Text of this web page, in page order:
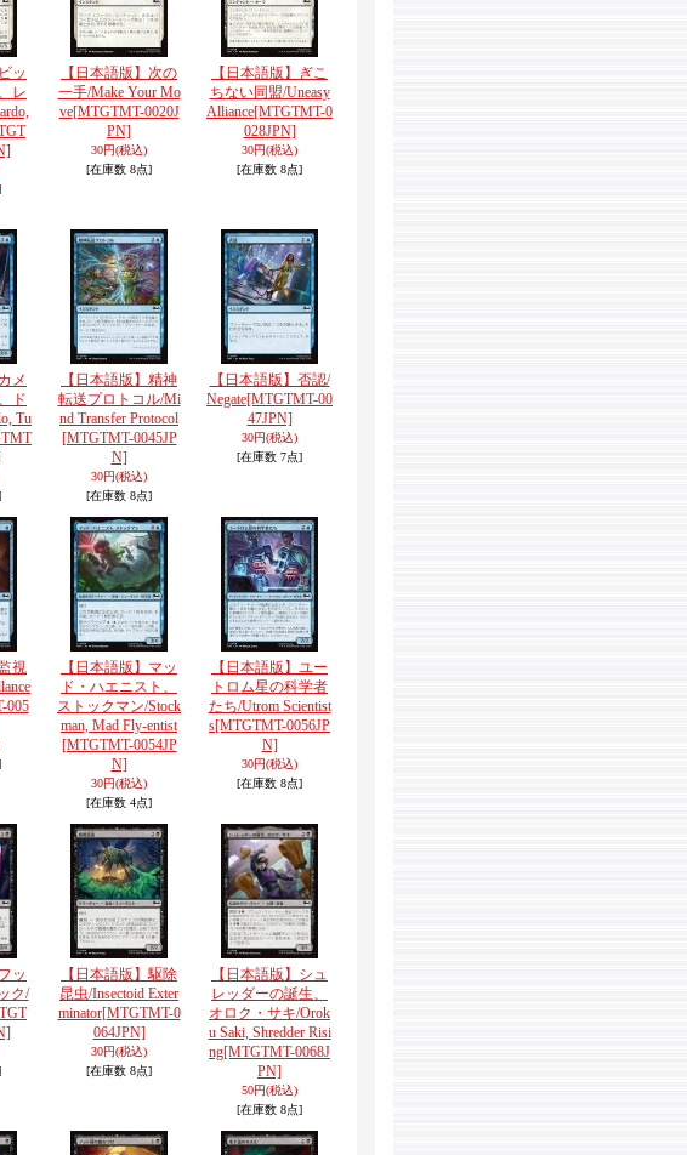
ッ
レ
【日本語版】次の
一手/Make Your Mo
ve[MTGTMT-0020J
PN]
30円(税込)
[在庫数 8点]
【日本語版】ぎこ
ちない同盟/Uneasy
Alliance[MTGTMT-0
028JPN]
30円(税込)
[在庫数 8点]
メ
ド
Tu
【日本語版】精神
転送プロトコル/Mi
nd Transfer Protocol
[MTGTMT-0045JP
N]
30円(税込)
[在庫数 8点]
【日本語版】否認/
Negate[MTGTMT-00
47JPN]
30円(税込)
[在庫数 7点]
視
005
【日本語版】マッ
ド・ハエニスト、
ストックマン/Stock
man, Mad Fly-entist
[MTGTMT-0054JP
N]
30円(税込)
[在庫数 4点]
【日本語版】ユー
トロム星の科学者
たち/Utrom Scientist
s[MTGTMT-0056JP
N]
30円(税込)
[在庫数 8点]
ッ
ク/
【日本語版】駆除
昆虫/Insectoid Exter
minator[MTGTMT-0
064JPN]
30円(税込)
[在庫数 8点]
【日本語版】シュ
レッダーの誕生、
オロク・サキ/Orok
u Saki, Shredder Risi
ng[MTGTMT-0068J
PN]
50円(税込)
[在庫数 8点]